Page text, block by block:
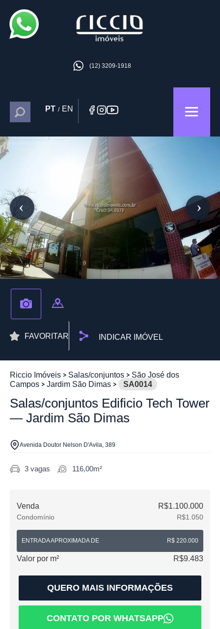
(12) 3209-1918
PT / EN
FAVORITAR INDICAR IMÓVEL
Riccio Imóveis Salas/conjuntos
São José dos
Campos
Jardim São Dimas SA0014
Salas/conjuntos Edificio Tech Tower
— Jardim São Dimas
Avenida Doutor Nelson D'Avila, 389
3 vagas 116,00m²
Venda R$1.100.000
Condomínio R$1.050
ENTRADA APROXIMADA DE R$ 220.000
Valor por m² R$9.483
QUERO MAIS INFORMAÇÕES
CONTATO POR WHATSAPP